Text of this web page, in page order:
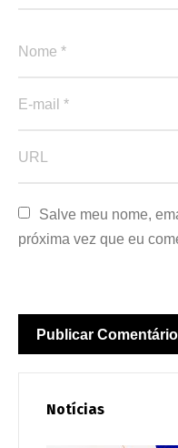
Salve meu nome,
próxima vez que eu
Notícias